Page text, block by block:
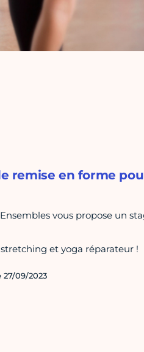
remise en forme
vous propose un
et yoga réparateur !
27/09/2023